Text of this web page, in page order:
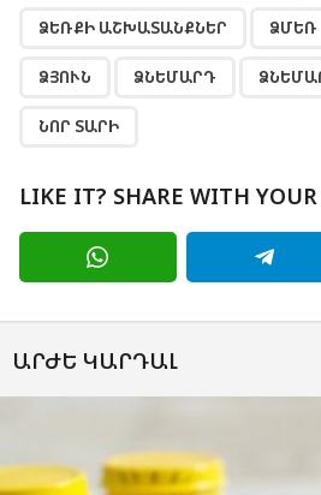
ՁԵՌՔԻ ԱՇԽԱՏԱՆՔՆԵՐ ՁՄԵՌ
ՁՅՈՒՆ ՁՆԵՄԱՐԴ
ՆՈՐ ՏԱՐԻ
LIKE IT? SHARE WITH
ԱՐԺԵ ԿԱՐԴԱԼ